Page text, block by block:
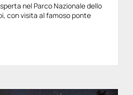
nel Parco Nazionale dello
con visita al famoso ponte